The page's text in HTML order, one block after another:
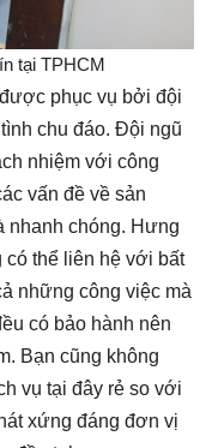
tại TPHCM
phục vụ bởi đội
chu đáo. Đội ngũ
nhiệm với công
vấn đề về sản
nhanh chóng. Hưng
có thể liên hệ với bất
những công việc mà
có bảo hành nên
Bạn cũng không
vụ tại đây rẻ so với
xứng đáng đơn vị